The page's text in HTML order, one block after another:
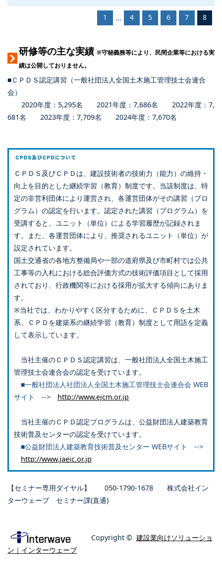
1 ... 4 5 6 7 8
研修等の主な実績 ※守秘義務等により、民間企業等における実
績は公開しておりません。
■ＣＰＤＳ認定講習（一般社団法人全国土木施工管理技士会連合
会）
2020年度：5,295名 2021年度：7,686名 2022年度：7,
681名 2023年度：7,709名 2024年度：7,670名
ＣＰＤＳ及びＣＰＤは、建設技術者の技術力（能力）の維持・
向上を目的とした継続学習（教育）制度です。当該制度は、特
定の非営利団体により運営され、各運営団体がその講習（プロ
グラム）の認定を行います。認定された講習（プログラム）を
受講すると、ユニット（単位）による学習履歴が記録されま
す。また、各運営団体により、推奨されるユニット（単位）が
設定されています。
国土交通省の各地方整備局や一部の道府県及び市町村では公共
工事等の入札における総合評価方式の技術評価項目として採用
されており、行政機関等における採用が拡大する傾向にありま
す。
※当社では、わかりやすく区分するために、ＣＰＤＳを土木
系、ＣＰＤを建築系の継続学習（教育）制度として用語を定義
して表示しています。
当社主催のＣＰＤＳ認定講習は、一般社団法人全国土木施工
管理技士会連合会の認定を受けています。
■一般社団法人社団法人全国土木施工管理技士会連合会 WEB
サイト --> http://www.ejcm.or.jp
当社主催のＣＰＤ認定プログラムは、公益財団法人建築教育
技術普及センターの認定を受けています。
■公益財団法人建築教育技術普及センター WEBサイト -->
http://www.jaeic.or.jp
【セミナー専用ダイヤル】 050-1790-1678 株式会社イン
ターウェーブ セミナー課(直通)
Copyright © 建設業向けソリューショ
ン｜インターウェーブ